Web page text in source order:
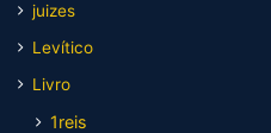
juizes
Levítico
Livro
1reis